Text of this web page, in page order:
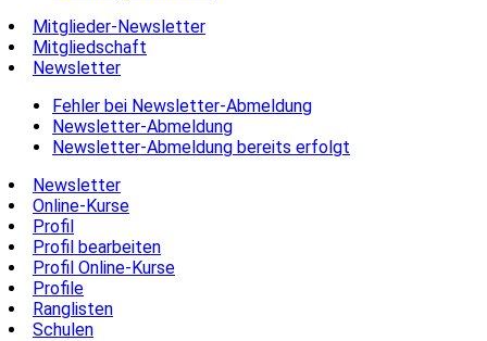
Mitglieder-Newsletter
Mitgliedschaft
Newsletter
Fehler bei Newsletter-Abmeldung
Newsletter-Abmeldung
Newsletter-Abmeldung bereits erfolgt
Newsletter
Online-Kurse
Profil
Profil bearbeiten
Profil Online-Kurse
Profile
Ranglisten
Schulen